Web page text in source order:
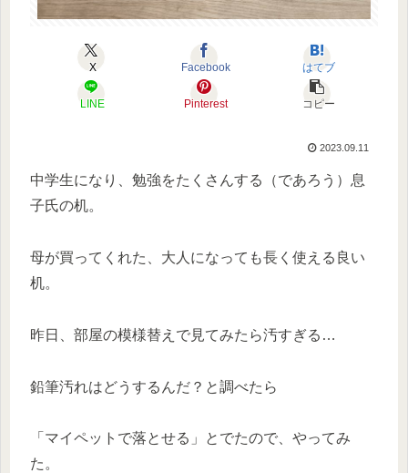
X Facebook はてブ
LINE Pinterest コピー
2023.09.11
中学生になり、勉強をたくさんする（であろう）息
子氏の机。
母が買ってくれた、大人になっても長く使える良い
机。
昨日、部屋の模様替えで見てみたら汚すぎる…
鉛筆汚れはどうするんだ？と調べたら
「マイペットで落とせる」とでたので、やってみ
た。